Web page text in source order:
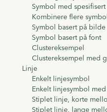
Symbol med
Kombinere flere
Symbol basert på bilde
Symbol basert på font
Clustereksempel
Clustereksempel med
Linje
Enkelt linjesymbol
Enkelt linjesymbol
Stiplet linje, korte
Stiplet linje, lange